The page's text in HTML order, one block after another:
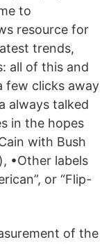
to
resource for
trends,
all of this and
few clicks away
always talked
in the hopes
with Bush
•Other labels
or “Flip-
of the